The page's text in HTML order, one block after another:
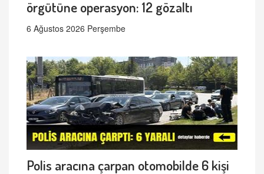
örgütüne operasyon: 12 gözaltı
6 Ağustos 2026 Perşembe
Polis aracına çarpan otomobilde 6 kişi